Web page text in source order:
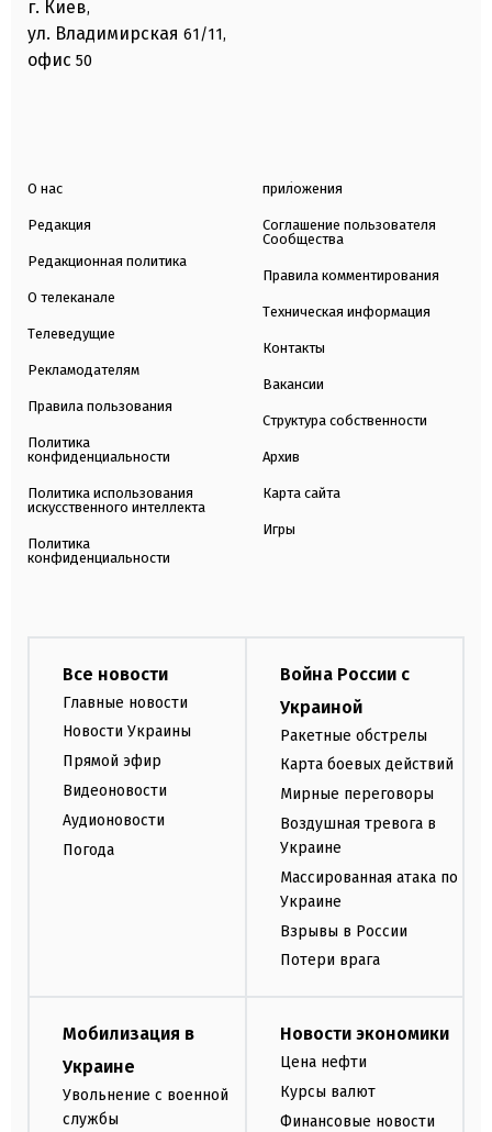
г. Киев,
ул. Владимирская 61/11,
офис 50
О нас
Редакция
Редакционная политика
О телеканале
Телеведущие
Рекламодателям
Правила пользования
Политика
конфиденциальности
Политика использования
искусственного интеллекта
Политика
конфиденциальности
приложения
Соглашение пользователя
Сообщества
Правила комментирования
Техническая информация
Контакты
Вакансии
Структура собственности
Архив
Карта сайта
Игры
Все новости
Главные новости
Новости Украины
Прямой эфир
Видеоновости
Аудионовости
Погода
Война России с
Украиной
Ракетные обстрелы
Карта боевых действий
Мирные переговоры
Воздушная тревога в
Украине
Массированная атака по
Украине
Взрывы в России
Потери врага
Мобилизация в
Украине
Увольнение с военной
службы
Новости экономики
Цена нефти
Курсы валют
Финансовые новости